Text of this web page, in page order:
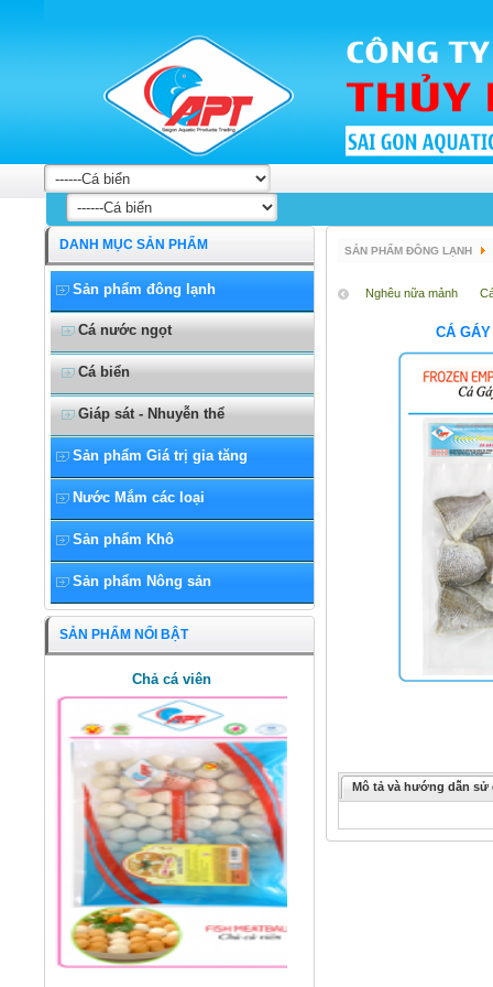
SẢN PHẨM ĐÔNG LẠNH
Nghêu nữa mảnh
CÁ
Mô tả và hướng dẫn sử
DANH MỤC SẢN PHẨM
Sản phẩm đông lạnh
Cá nước ngọt
Cá biển
Giáp sát - Nhuyễn thể
Sản phẩm Giá trị gia tăng
Nước Mắm các loại
Sản phẩm Khô
Sản phẩm Nông sản
SẢN PHẨM NỔI BẬT
Chả cá viên